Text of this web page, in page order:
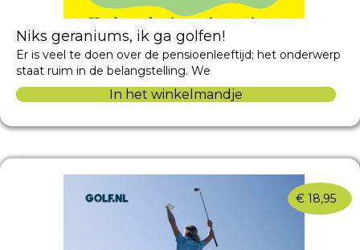
Niks geraniums, ik ga golfen!
Er is veel te doen over de pensioenleeftijd; het onderwerp
staat ruim in de belangstelling. We
In het winkelmandje
€ 18,95